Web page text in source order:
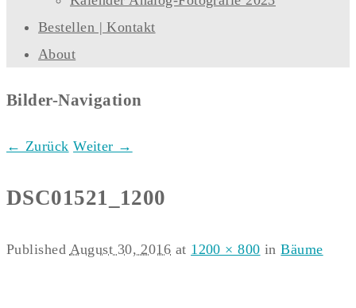
Bestellen | Kontakt
About
Bilder-Navigation
← Zurück Weiter →
DSC01521_1200
Published August 30, 2016 at 1200 × 800 inBäume